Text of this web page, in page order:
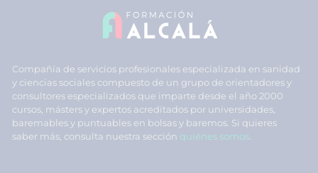
Compañía de servicios profesionales especializada en sanidad
y ciencias sociales compuesto de un grupo de orientadores y
consultores especializados que imparte desde el año 2000
cursos, másters y expertos acreditados por universidades,
baremables y puntuables en bolsas y baremos. Si quieres
saber más, consulta nuestra sección quiénes somos